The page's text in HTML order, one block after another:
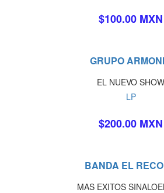
$100.00 MXN
GRUPO
EL NUEVO SHOW
LP
$200.00 MXN
BANDA EL
MAS EXITOS